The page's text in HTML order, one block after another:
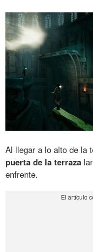
Al llegar a lo alto de la
puerta de la terraza
enfrente.